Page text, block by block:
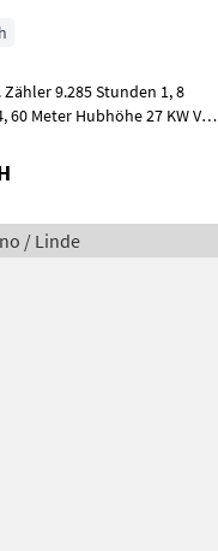
Meter Hubhöhe 27 KW VW-
/ Linde